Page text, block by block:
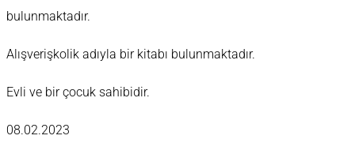
bulunmaktadır.
Alışverişkolik adıyla bir kitabı bulunmaktadır.
Evli ve bir çocuk sahibidir.
08.02.2023